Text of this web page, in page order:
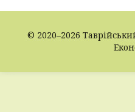
© 2020–2026